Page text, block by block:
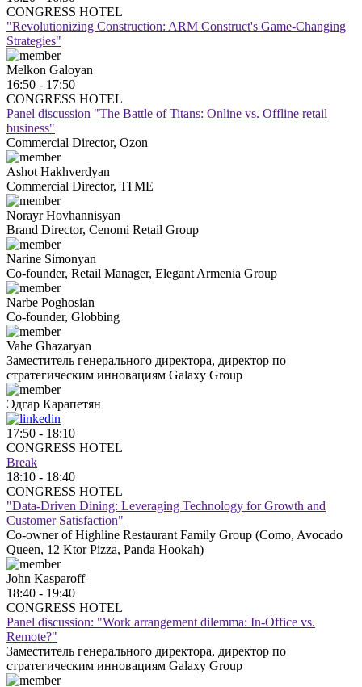
CONGRESS HOTEL
"Revolutionizing Construction: ARM Construct's Game-Changing
Strategies"
Melkon Galoyan
16:50 - 17:50
CONGRESS HOTEL
Panel discussion "The Battle of Titans: Online vs. Offline retail
business"
Commercial Director, Ozon
Ashot Hakhverdyan
Commercial Director, TI'ME
Norayr Hovhannisyan
Brand Director, Cenomi Retail Group
Narine Simonyan
Co-founder, Retail Manager, Elegant Armenia Group
Narbe Poghosian
Co-founder, Globbing
Vahe Ghazaryan
Заместитель генерального директора, директор по
стратегическим инновациям Galaxy Group
Эдгар Карапетян
17:50 - 18:10
CONGRESS HOTEL
Break
18:10 - 18:40
CONGRESS HOTEL
"Data-Driven Dining: Leveraging Technology for Growth and
Customer Satisfaction"
Co-owner of Highline Restaurant Family Group (Como, Avocado
Queen, 12 Ktor Pizza, Panda Hookah)
John Kasparoff
18:40 - 19:40
CONGRESS HOTEL
Panel discussion: "Work arrangement dilemma: In-Office vs.
Remote?"
Заместитель генерального директора, директор по
стратегическим инновациям Galaxy Group